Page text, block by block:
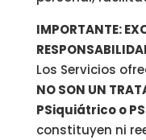
IMPORTANTE:
Los Servicios
NO SON UN
PSiquiátrico o
constituyen ni